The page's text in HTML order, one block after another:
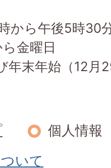
から午後5時30
金曜日
年末年始（12月
個人情報
いて